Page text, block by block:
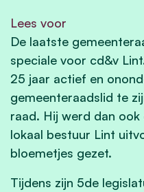
Lees voor
De laatste
speciale voor cd&v
25 jaar actief en
gemeenteraadslid te
raad. Hij werd dan
lokaal bestuur Lint
bloemetjes gezet.
Tijdens zijn 5de